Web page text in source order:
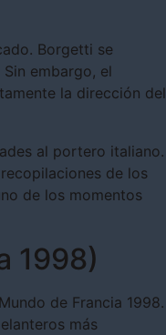
Borgetti se
embargo, el
la dirección del
al portero italiano.
de los
de los momentos
1998)
de Francia 1998.
más